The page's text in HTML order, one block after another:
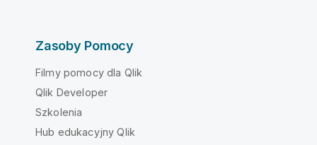
Zasoby Pomocy
Filmy pomocy dla Qlik
Qlik Developer
Szkolenia
Hub edukacyjny Qlik